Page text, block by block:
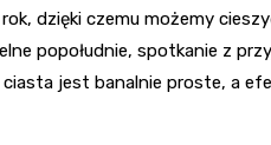
dzięki czemu możemy
popołudnie, spotkanie z
jest banalnie proste, a